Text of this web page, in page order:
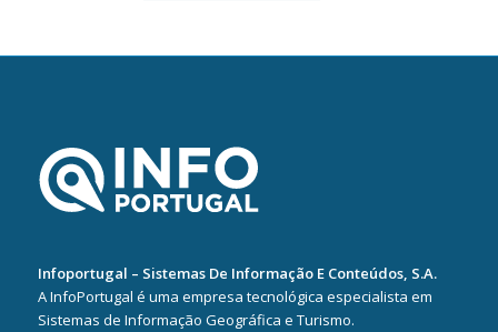
Infoportugal – Sistemas De Informação E Conteúdos, S.A.
A InfoPortugal é uma empresa tecnológica especialista em
Sistemas de Informação Geográfica e Turismo.